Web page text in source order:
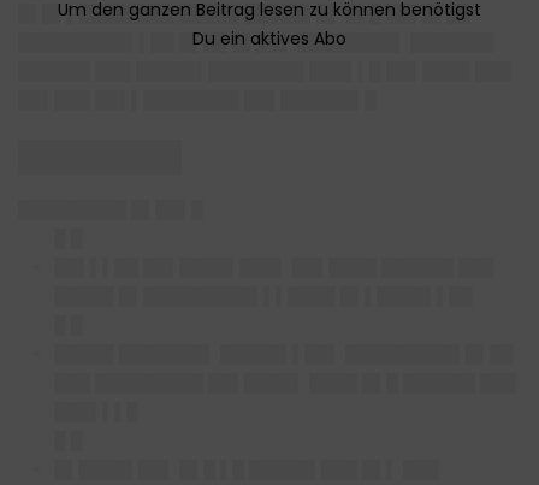
█▌█▌▌████████ █████ █████▌█▌ █▌█ ██▌█▌██
█████████▌▌██ █▌██ █▌██▌ ████████▌ ███████